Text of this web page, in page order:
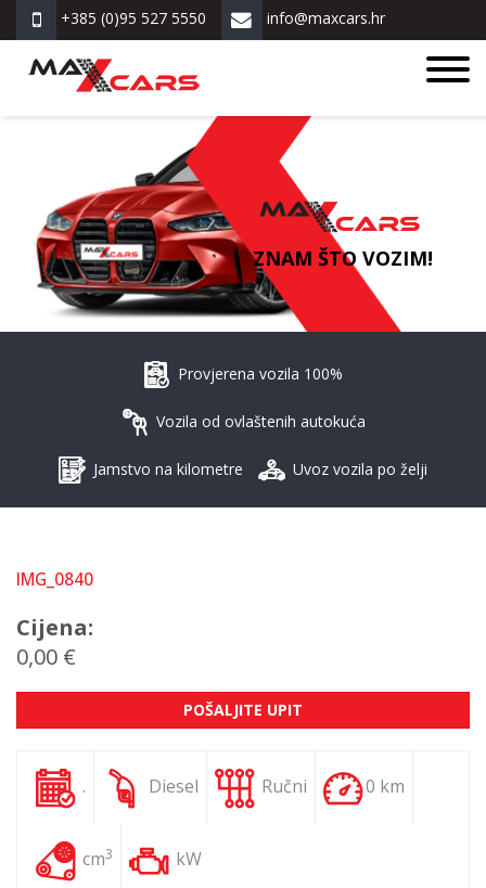
+385 (0)95 527 5550 info@maxcars.hr
ZNAM ŠTO VOZIM!
Provjerena vozila 100%
Vozila od ovlaštenih autokuća
Jamstvo na kilometre Uvoz vozila po želji
IMG_0840
Cijena:
0,00 €
POŠALJITE UPIT
. Diesel Ručni 0 km
cm3 kW